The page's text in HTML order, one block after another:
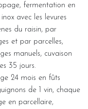
fermentation en
inox avec les levures
du raisin, par
et par parcelles,
manuels, cuvaison
35 jours.
24 mois en fûts
de 1 vin, chaque
en parcellaire,